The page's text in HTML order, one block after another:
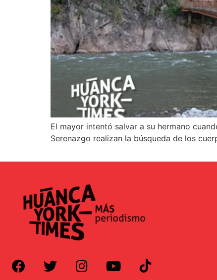
El mayor intentó salvar a su hermano
Serenazgo realizan la búsqueda de los